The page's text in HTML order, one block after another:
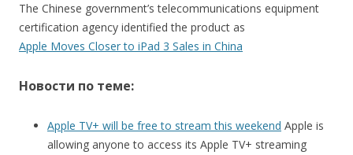
The Chinese government’s telecommunications equipment
certification agency identified the product as
Apple Moves Closer to iPad 3 Sales in China
Новости по теме:
Apple TV+ will be free to stream this weekend Apple is
allowing anyone to access its Apple TV+ streaming